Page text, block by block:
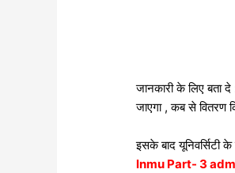
जानकारी के लिए बता
जाएगा , कब से वितरण
इसके बाद यूनिवर्सिटी
lnmu Part- 3